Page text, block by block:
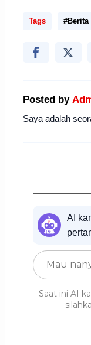
Tags #Berita
Posted by
Saya adalah
AI
Saat ini AI